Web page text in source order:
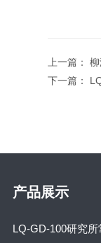
上一篇：
下一篇：
产品展示